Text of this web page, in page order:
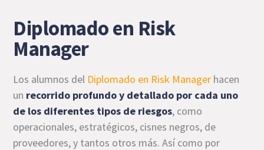
Diplomado en Risk
Manager
Los alumnos del Diplomado en Risk Manager hacen
un recorrido profundo y detallado por cada uno
de los diferentes tipos de riesgos, como
operacionales, estratégicos, cisnes negros, de
proveedores, y tantos otros más. Así como por